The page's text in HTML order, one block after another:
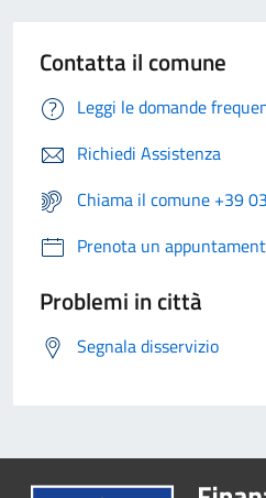
Contatta il comune
Leggi le domande
Richiedi Assistenza
Chiama il comune +39
Prenota un
Problemi in città
Segnala disservizio